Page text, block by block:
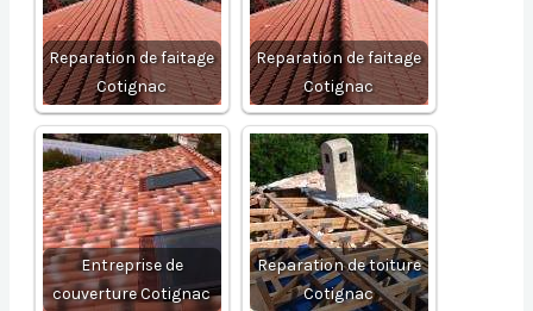
Reparation de faitage
Cotignac
Reparation de faitage
Cotignac
Entreprise de
couverture Cotignac
Reparation de toiture
Cotignac